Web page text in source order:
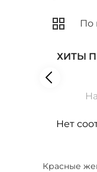
ХИТЫ
Нет
Красные